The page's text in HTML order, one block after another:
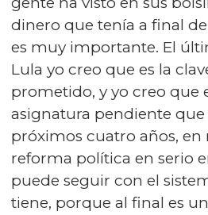
dinero que tenía a final
es muy importante. El
Lula yo creo que es la
prometido, y yo creo que
asignatura pendiente que
próximos cuatro años, en
reforma política en serio
puede seguir con el
tiene, porque al final es